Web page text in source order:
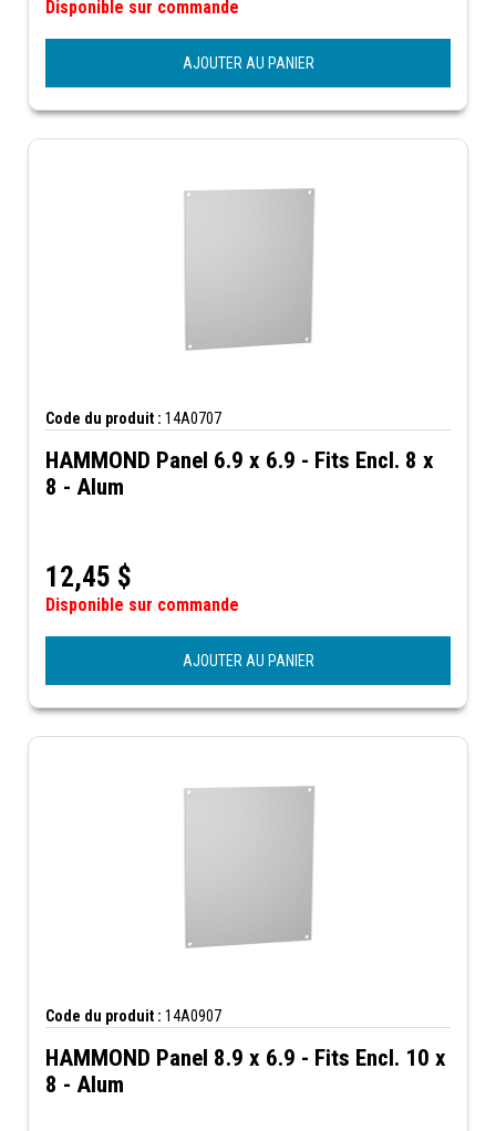
Disponible sur commande
AJOUTER AU PANIER
Code du produit : 14A0707
HAMMOND Panel 6.9 x 6.9 - Fits Encl. 8 x
8 - Alum
12,45 $
Disponible sur commande
AJOUTER AU PANIER
Code du produit : 14A0907
HAMMOND Panel 8.9 x 6.9 - Fits Encl. 10 x
8 - Alum